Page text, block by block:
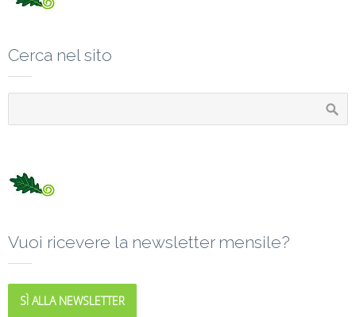
Cerca nel sito
Vuoi ricevere la newsletter mensile?
SÌ ALLA NEWSLETTER